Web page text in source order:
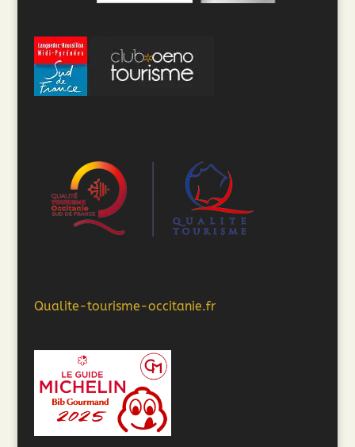
Qualite-tourisme-occitanie.fr